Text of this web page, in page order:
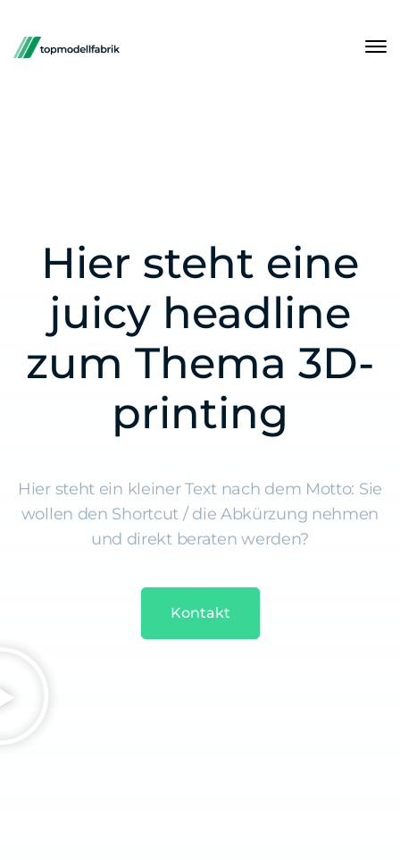
Hier steht eine
juicy headline
zum Thema 3D-
printing
Hier steht ein kleiner Text nach dem Motto: Sie
wollen den Shortcut / die Abkürzung nehmen
und direkt beraten werden?
Kontakt